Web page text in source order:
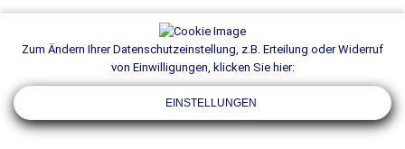
Zum Ändern Ihrer Datenschutzeinstellung, z.B. Erteilung oder Widerruf
von Einwilligungen, klicken Sie hier:
EINSTELLUNGEN